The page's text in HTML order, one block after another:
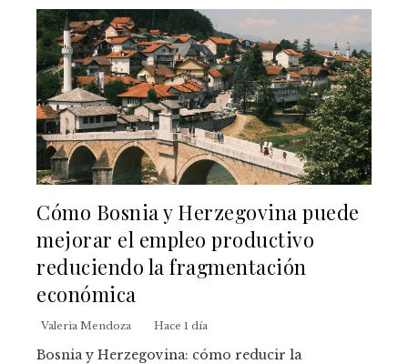
Cómo Bosnia y Herzegovina puede
mejorar el empleo productivo
reduciendo la fragmentación
económica
Valeria Mendoza Hace 1 día
Bosnia y Herzegovina: cómo reducir la